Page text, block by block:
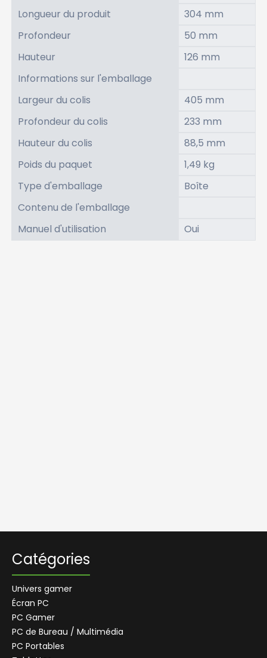
Longueur du produit
304 mm
Profondeur
50 mm
Hauteur
126 mm
Informations sur l'emballage
Largeur du colis
405 mm
Profondeur du colis
233 mm
Hauteur du colis
88,5 mm
Poids du paquet
1,49 kg
Type d'emballage
Boîte
Contenu de l'emballage
Manuel d'utilisation
Oui
Catégories
Univers gamer
Écran PC
PC Gamer
PC de Bureau / Multimédia
PC Portables